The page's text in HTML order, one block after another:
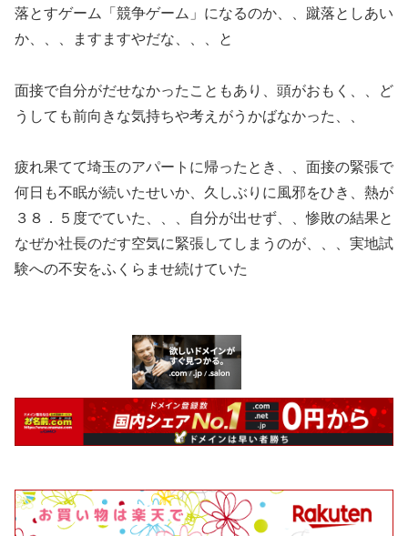
落とすゲーム「競争ゲーム」になるのか、、蹴落としあい
か、、、ますますやだな、、、と
面接で自分がだせなかったこともあり、頭がおもく、、ど
うしても前向きな気持ちや考えがうかばなかった、、
疲れ果てて埼玉のアパートに帰ったとき、、面接の緊張で
何日も不眠が続いたせいか、久しぶりに風邪をひき、熱が
３８．５度でていた、、、自分が出せず、、惨敗の結果と
なぜか社長のだす空気に緊張してしまうのが、、、実地試
験への不安をふくらませ続けていた